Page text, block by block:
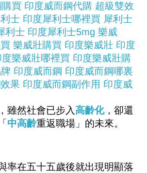
買 印度威而鋼代購 超級雙效
士 印度犀利士哪裡買 犀利士
利士 印度犀利士5mg 樂威
樂威壯購買 印度樂威壯 印度
度樂威壯哪裡買 印度樂威壯購
印度威而鋼 印度威而鋼哪裏
果 印度威而鋼副作用 印度威
雖然社會已步入高齡化，卻還
中高齡重返職場」的未來。
率在五十五歲後就出現明顯落